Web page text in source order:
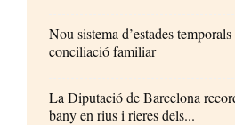
Nou sistema d’estades
conciliació familiar
La Diputació de Barcelona
bany en rius i rieres dels...